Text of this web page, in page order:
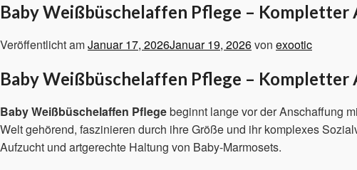
Baby Weißbüschelaffen Pflege – Kompletter
Veröffentlicht amJanuar 17, 2026Januar 19, 2026von exootic
Baby Weißbüschelaffen Pflege – Kompletter
Baby Weißbüschelaffen Pflegebeginnt lange vor der Anschaffung
Welt gehörend, faszinieren durch ihre Größe und ihr komplexes
Aufzucht und artgerechte Haltung von Baby-Marmosets.